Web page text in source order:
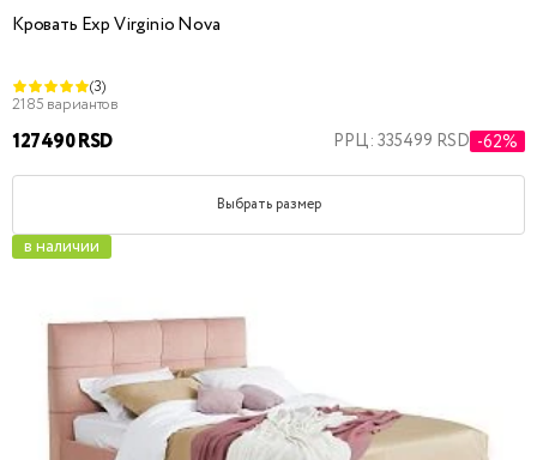
Кровать Exp Virginio Nova
(3)
2185 вариантов
127490 RSD РРЦ: 335499 RSD -62%
Выбрать размер
в наличии